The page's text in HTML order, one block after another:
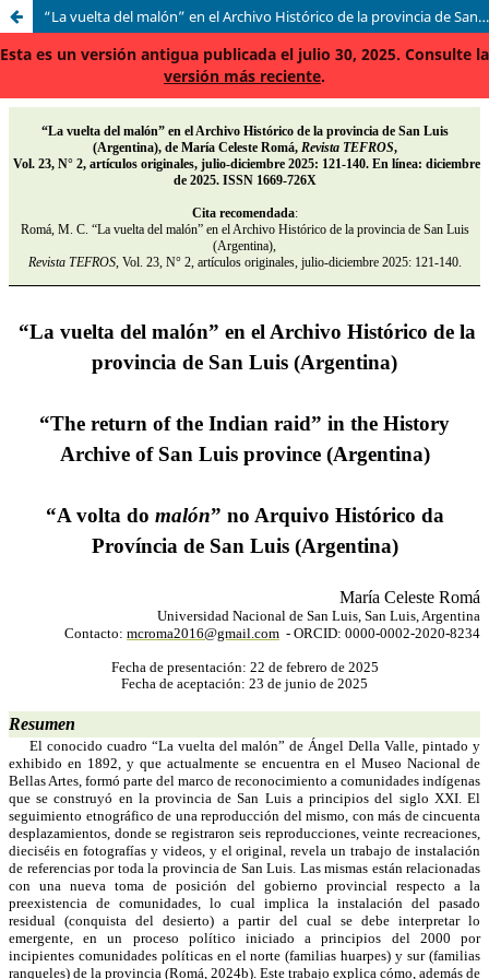
“La vuelta del malón” en el Archivo Histórico de la provincia de San Luis (Argentina)
Esta es un versión antigua publicada el julio 30, 2025. Consulte la
versión más reciente.